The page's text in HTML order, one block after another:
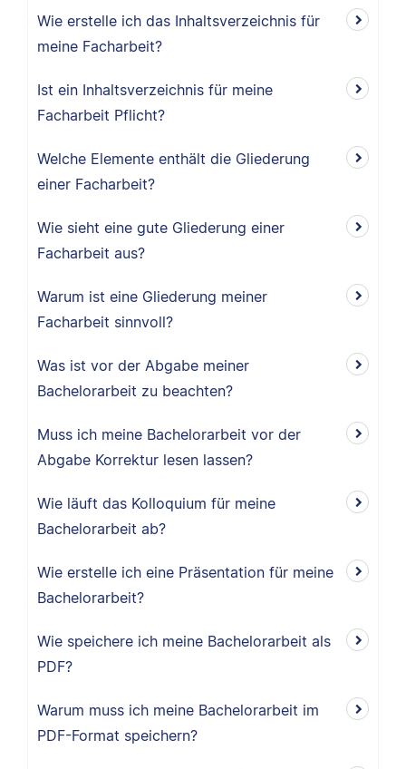
Wie erstelle ich das Inhaltsverzeichnis für
meine Facharbeit?
Ist ein Inhaltsverzeichnis für meine
Facharbeit Pflicht?
Welche Elemente enthält die Gliederung
einer Facharbeit?
Wie sieht eine gute Gliederung einer
Facharbeit aus?
Warum ist eine Gliederung meiner
Facharbeit sinnvoll?
Was ist vor der Abgabe meiner
Bachelorarbeit zu beachten?
Muss ich meine Bachelorarbeit vor der
Abgabe Korrektur lesen lassen?
Wie läuft das Kolloquium für meine
Bachelorarbeit ab?
Wie erstelle ich eine Präsentation für meine
Bachelorarbeit?
Wie speichere ich meine Bachelorarbeit als
PDF?
Warum muss ich meine Bachelorarbeit im
PDF-Format speichern?